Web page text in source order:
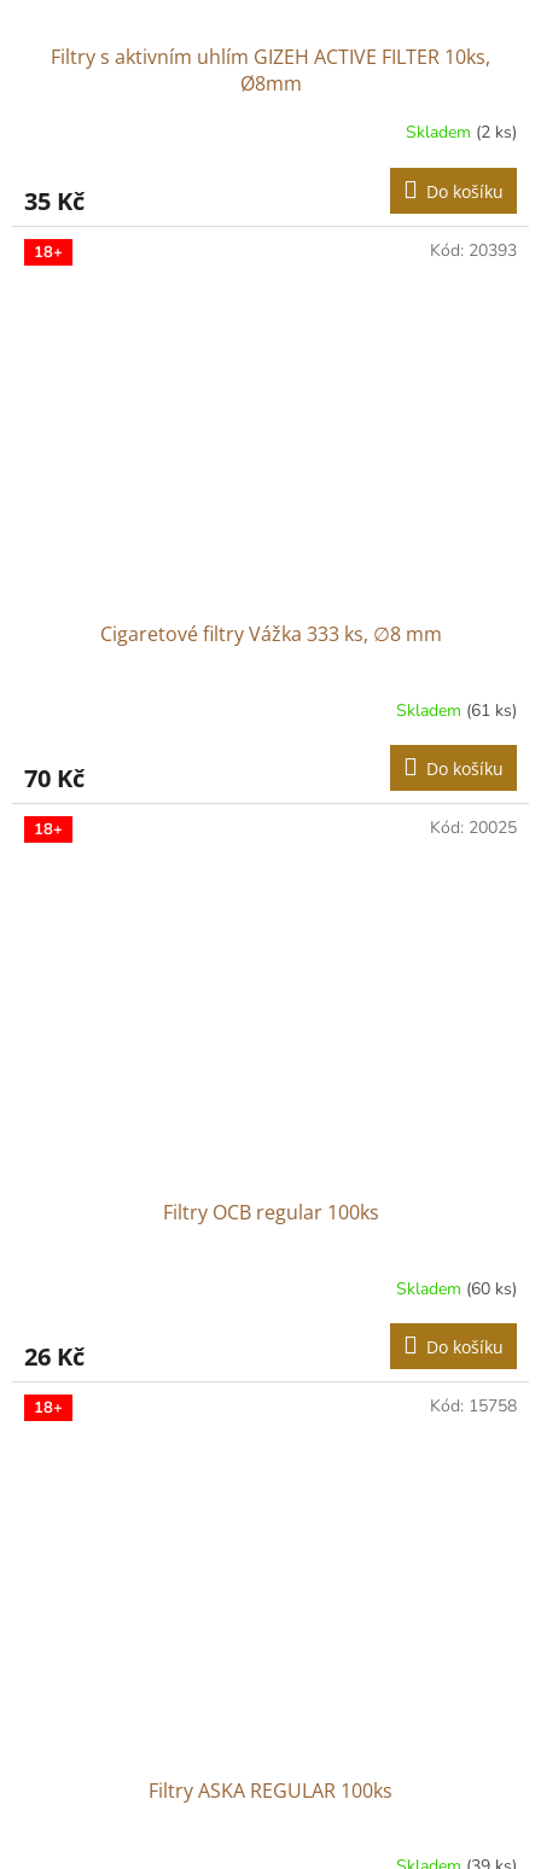
Filtry s aktivním uhlím GIZEH ACTIVE FILTER 10ks,
Ø8mm
Skladem (2 ks)
35 Kč Do košíku
18+
Cigaretové filtry Vážka 333 ks, ∅8 mm
Skladem (61 ks)
70 Kč Do košíku
Kód: 20393
18+
Filtry OCB regular 100ks
Skladem (60 ks)
26 Kč Do košíku
Kód: 20025
18+
Filtry ASKA REGULAR 100ks
Kód: 15758